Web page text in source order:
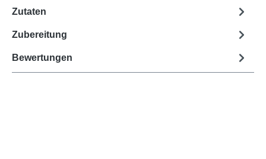
Zutaten
Zubereitung
Bewertungen